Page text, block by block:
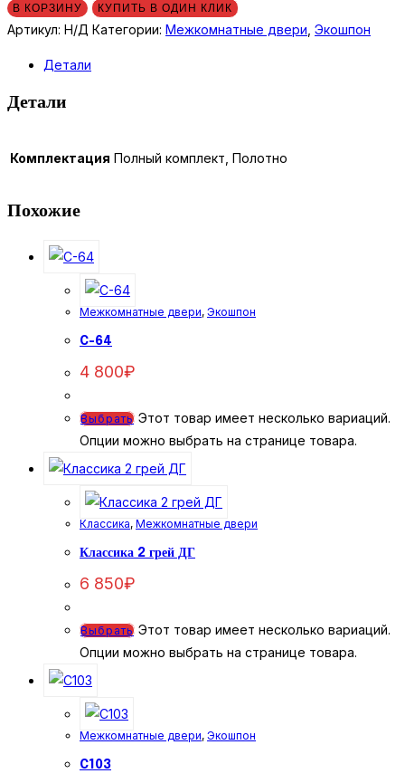
В КОРЗИНУ КУПИТЬ В ОДИН КЛИК
Артикул: Н/Д Категории: Межкомнатные двери Экошпон
Детали
Детали
Комплектация Полный комплект, Полотно
Похожие
Межкомнатные двери, Экошпон
C-64
4 800₽
Выбрать Этот товар имеет несколько вариаций.
Опции можно выбрать на странице товара.
Классика, Межкомнатные двери
Классика 2 грей ДГ
6 850₽
Выбрать Этот товар имеет несколько вариаций.
Опции можно выбрать на странице товара.
Межкомнатные двери, Экошпон
C103